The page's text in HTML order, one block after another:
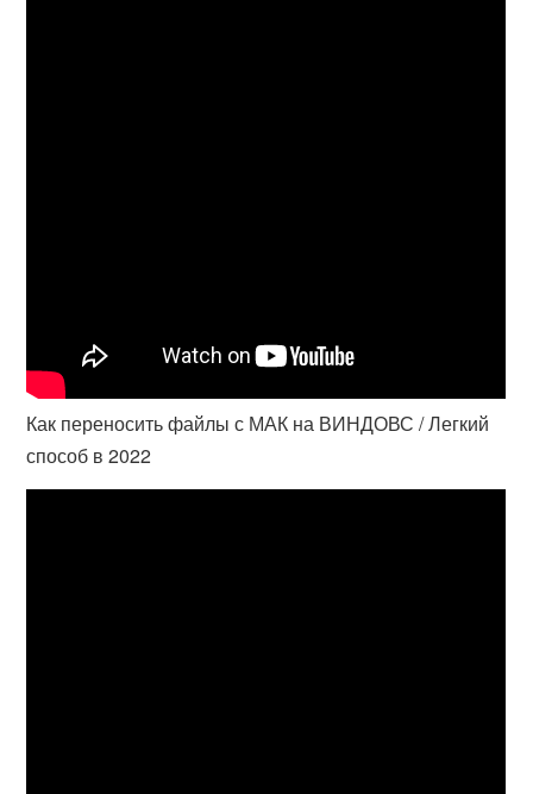
Как переносить файлы с МАК на ВИНДОВС / Легкий
способ в 2022